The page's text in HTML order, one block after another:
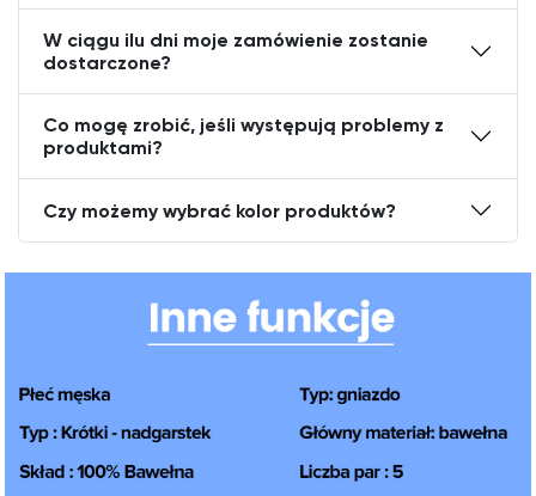
W ciągu ilu dni moje zamówienie zostanie
dostarczone?
Co mogę zrobić, jeśli występują problemy z
produktami?
Czy możemy wybrać kolor produktów?